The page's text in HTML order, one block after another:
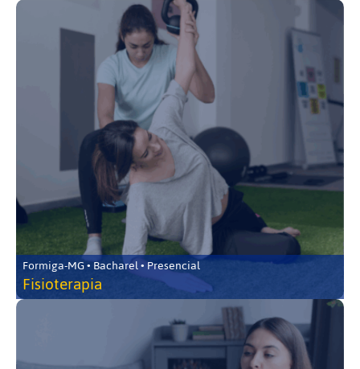
Formiga-MG • Bacharel • Presencial
Fisioterapia